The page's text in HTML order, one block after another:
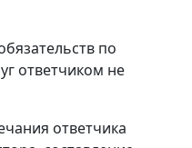
по
ответчиком не
ответчика